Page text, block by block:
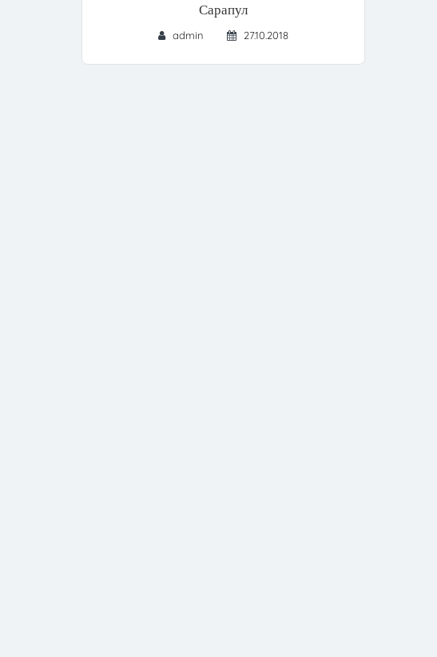
Сарапул
admin 27.10.2018